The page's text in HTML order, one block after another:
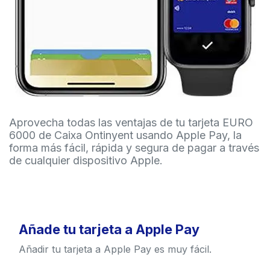
Aprovecha todas las ventajas de tu tarjeta EURO
6000 de Caixa Ontinyent usando Apple Pay, la
forma más fácil, rápida y segura de pagar a través
de cualquier dispositivo Apple.
Añade tu tarjeta a Apple Pay
Añadir tu tarjeta a Apple Pay es muy fácil.